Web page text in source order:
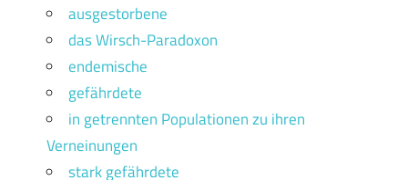
ausgestorbene
das Wirsch-Paradoxon
endemische
gefährdete
in getrennten Populationen zu ihren
Verneinungen
stark gefährdete